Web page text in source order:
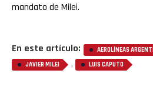
mandato de Milei.
En este artículo: AEROLÍNEAS
JAVIER MILEI , LUIS CAPUTO